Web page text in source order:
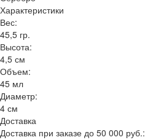
Характеристики
Вес:
45,5 гр.
Высота:
4,5 см
Объем:
45 мл
Диаметр:
4 см
Доставка
Доставка при заказе до 50 000 руб.: